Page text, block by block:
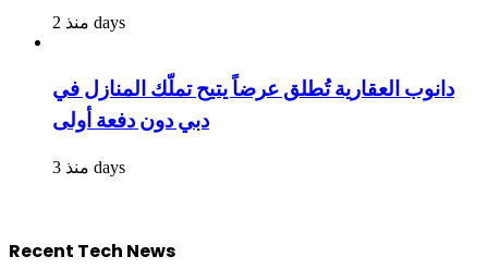
منذ 2 days
دانوب العقارية تُطلق عرضاً يتيح تملّك المنازل في
دبي دون دفعة أولى
منذ 3 days
Recent Tech News